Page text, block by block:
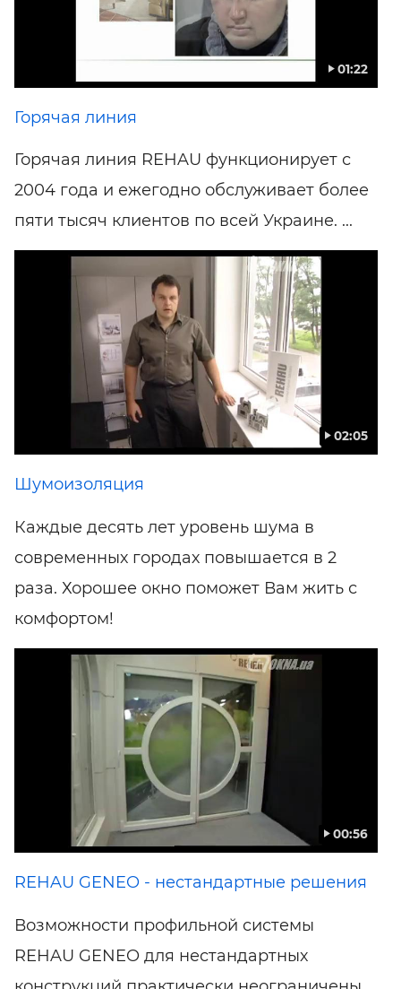
01:22
Горячая линия
Горячая линия REHAU функционирует с
2004 года и ежегодно обслуживает более
пяти тысяч клиентов по всей Украине. ...
02:05
Шумоизоляция
Каждые десять лет уровень шума в
современных городах повышается в 2
раза. Хорошее окно поможет Вам жить с
комфортом!
00:56
REHAU GENEO - нестандартные решения
Возможности профильной системы
REHAU GENEO для нестандартных